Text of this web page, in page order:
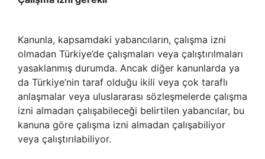
Kanunla, kapsamdaki yabancıların, çalışma izni
olmadan Türkiye’de çalışmaları veya çalıştırılmaları
yasaklanmış durumda. Ancak diğer kanunlarda ya
da Türkiye’nin taraf olduğu ikili veya çok taraflı
anlaşmalar veya uluslararası sözleşmelerde çalışma
izni almadan çalışabileceği belirtilen yabancılar, bu
kanuna göre çalışma izni almadan çalışabiliyor
veya çalıştırılabiliyor.